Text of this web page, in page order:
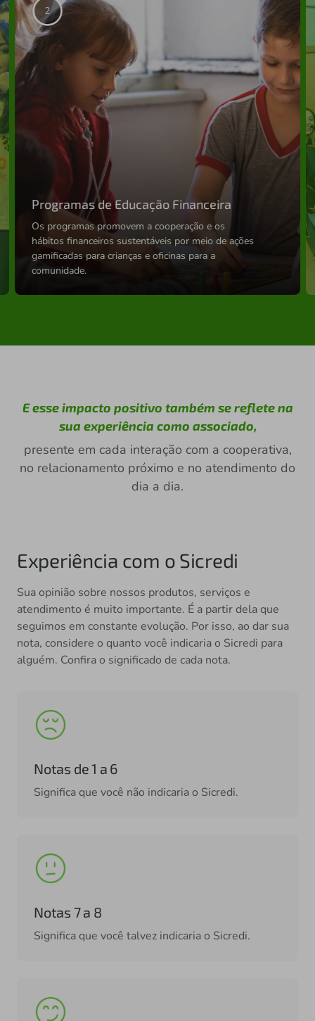
1
Programas de Educação Financeira
Os programas promovem a cooperação e os
hábitos financeiros sustentáveis por meio de ações
gamificadas para crianças e oficinas para a
comunidade.
E esse impacto positivo também se reflete na
sua experiência como associado,
presente em cada interação com a cooperativa,
no relacionamento próximo e no atendimento do
dia a dia.
Experiência com o Sicredi
Sua opinião sobre nossos produtos, serviços e
atendimento é muito importante. É a partir dela que
seguimos em constante evolução. Por isso, ao dar sua
nota, considere o quanto você indicaria o Sicredi para
alguém. Confira o significado de cada nota.
Notas de 1 a 6
Significa que você não indicaria o Sicredi.
Notas 7 a 8
Significa que você talvez indicaria o Sicredi.